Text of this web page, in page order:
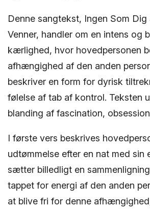
Denne sangtekst, Ingen Som Dig
Venner, handler om en intens og
kærlighed, hvor hovedpersonen
afhængighed af den anden
beskriver en form for dyrisk
følelse af tab af kontrol. Teksten
blanding af fascination,
I første vers beskrives
udtømmelse efter en nat med sin
sætter billedligt en
tappet for energi af den anden
at blive fri for denne